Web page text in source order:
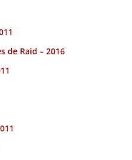
de Raid – 2016